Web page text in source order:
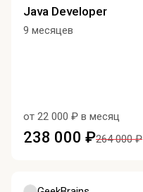
Java Developer
9 месяцев
от 22 000 ₽ в месяц
238 000 ₽264 000 ₽